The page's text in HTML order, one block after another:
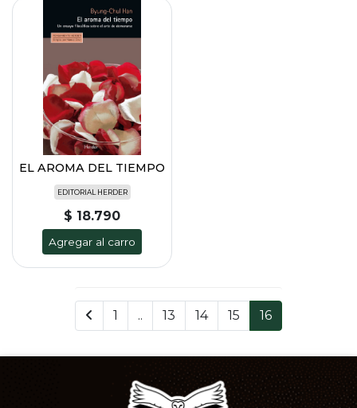
EL AROMA DEL TIEMPO
EDITORIAL HERDER
$ 18.790
Agregar al carro
1 .. 13 14 15 16